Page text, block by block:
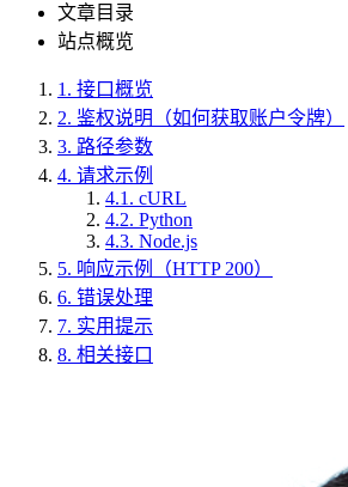
文章目录
站点概览
1. 接口概览
2. 鉴权说明（如何获取账户令牌）
3. 路径参数
4. 请求示例
4.1. cURL
4.2. Python
4.3. Node.js
5. 响应示例（HTTP 200）
6. 错误处理
7. 实用提示
8. 相关接口